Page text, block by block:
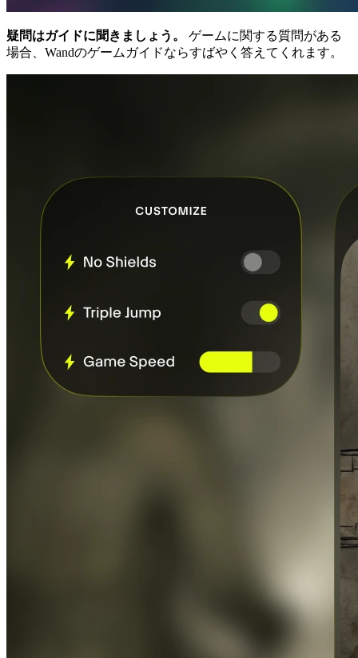
疑問はガイドに聞きましょう。
ゲームに関する質問がある
場合、Wandのゲームガイドならすばやく答えてくれます。